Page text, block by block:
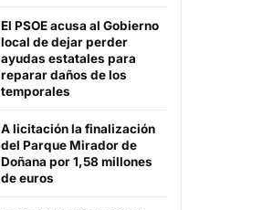
El PSOE acusa al Gobierno
local de dejar perder
ayudas estatales para
reparar daños de los
temporales
A licitación la finalización
del Parque Mirador de
Doñana por 1,58 millones
de euros